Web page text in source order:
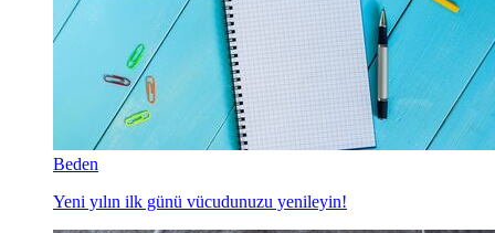
Beden
Yeni yılın ilk günü vücudunuzu yenileyin!